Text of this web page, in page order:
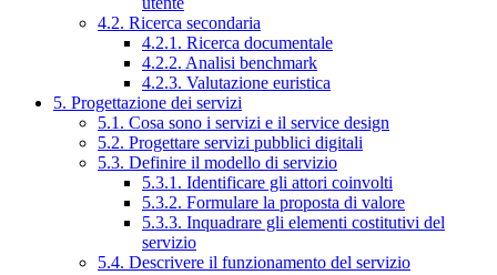
4.2. Ricerca secondaria
4.2.1. Ricerca documentale
4.2.2. Analisi benchmark
4.2.3. Valutazione euristica
5. Progettazione dei servizi
5.1. Cosa sono i servizi e il service design
5.2. Progettare servizi pubblici digitali
5.3. Definire il modello di servizio
5.3.1. Identificare gli attori coinvolti
5.3.2. Formulare la proposta di valore
5.3.3. Inquadrare gli elementi costitutivi del
servizio
5.4. Descrivere il funzionamento del servizio